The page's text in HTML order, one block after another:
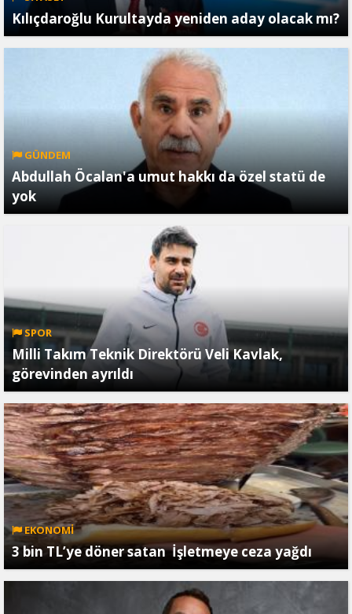
Kılıçdaroğlu Kurultayda yeniden aday olacak mı?
GÜNDEM
Abdullah Öcalan'a umut hakkı da özel statü de
yok
SPOR
Milli Takım Teknik Direktörü Veli Kavlak,
görevinden ayrıldı
EKONOMİ
3 bin TL’ye döner satan İşletmeye ceza yağdı